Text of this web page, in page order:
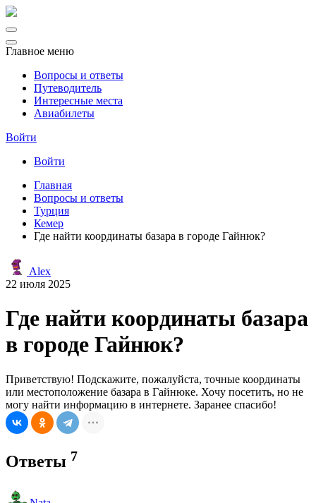
Главное меню
Вопросы и ответы
Путеводитель
Интересные места
Авиабилеты
Войти
Войти
Главная
Вопросы и ответы
Турция
Кемер
Где найти координаты базара в городе Гайнюк?
Alex
22 июля 2025
Где найти координаты базара
в городе Гайнюк?
Приветствую! Подскажите, пожалуйста, точные координаты
или местоположение базара в Гайнюке. Хочу посетить, но не
могу найти информацию в интернете. Заранее спасибо!
Ответы 7